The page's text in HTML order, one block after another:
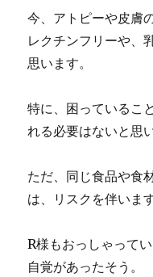
今、アトピーや皮膚
レクチンフリーや、
思います。
特に、困っているこ
れる必要はないと思
ただ、同じ食品や食
は、リスクを伴います
R様もおっしゃって
自覚があったそう。